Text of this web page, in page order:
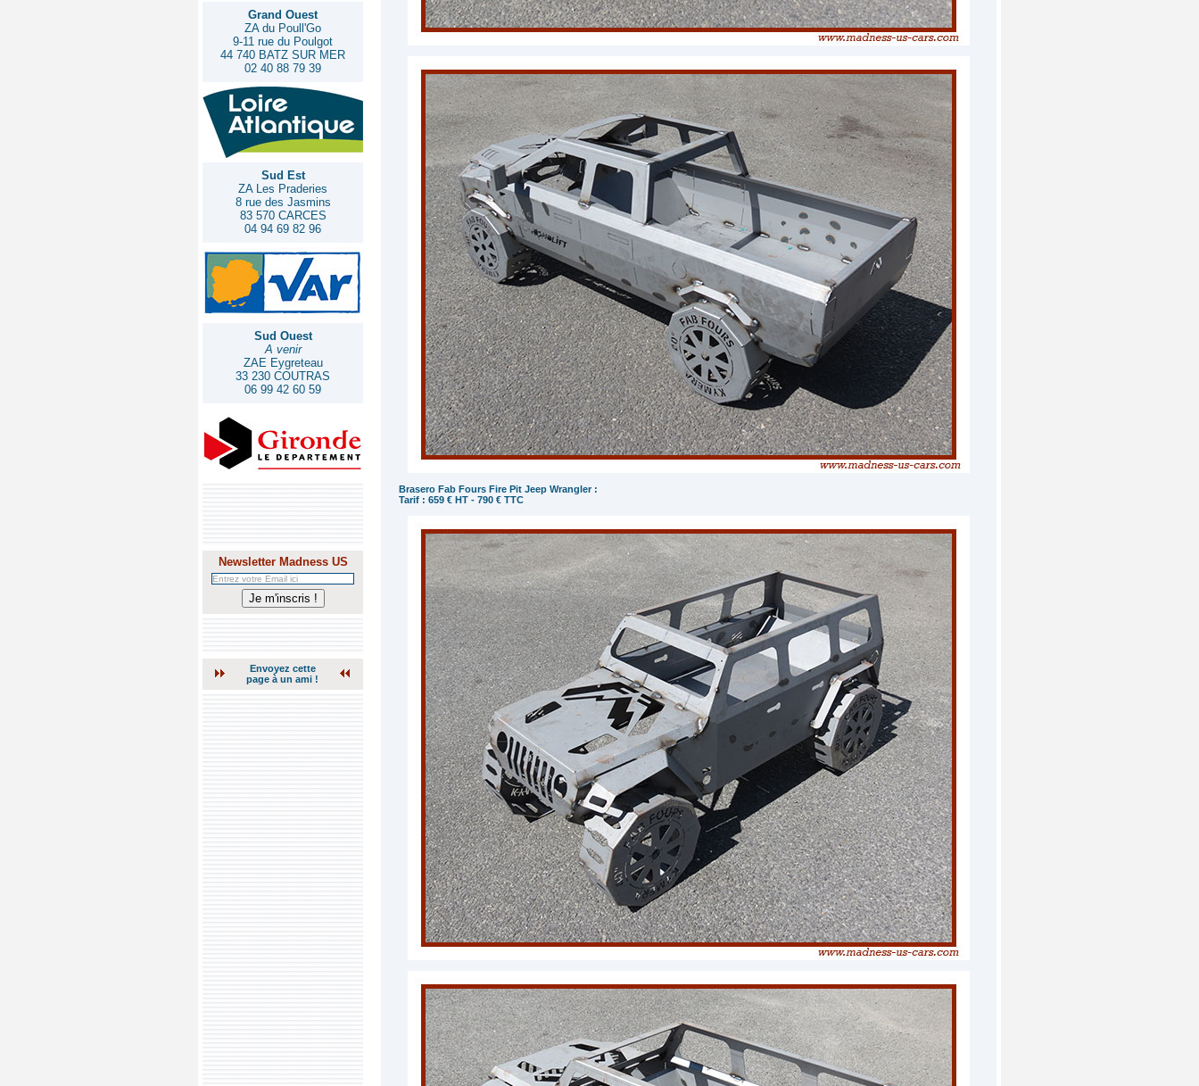
Grand Ouest
ZA du Poull'Go
9-11 rue du Poulgot
44 740 BATZ SUR MER
02 40 88 79 39
Sud Est
ZA Les Praderies
8 rue des Jasmins
83 570 CARCES
04 94 69 82 96
Sud Ouest
A venir
ZAE Eygreteau
33 230 COUTRAS
06 99 42 60 59
Newsletter Madness US
Envoyez cette
page à un ami !
Brasero Fab Fours Fire Pit Jeep Wrangler :
Tarif : 659 € HT - 790 € TTC